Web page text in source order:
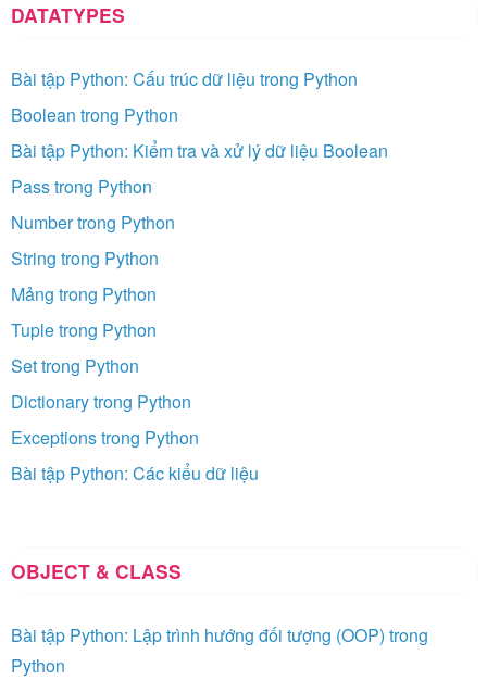
DATATYPES
Bài tập Python: Cấu trúc dữ liệu trong Python
Boolean trong Python
Bài tập Python: Kiểm tra và xử lý dữ liệu Boolean
Pass trong Python
Number trong Python
String trong Python
Mảng trong Python
Tuple trong Python
Set trong Python
Dictionary trong Python
Exceptions trong Python
Bài tập Python: Các kiểu dữ liệu
OBJECT & CLASS
Bài tập Python: Lập trình hướng đối tượng (OOP) trong
Python